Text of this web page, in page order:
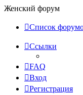
Женский форум
Список
Ссылки
FAQ
Вход
Регистрация